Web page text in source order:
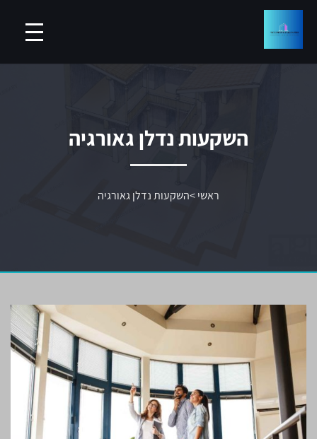
השקעות נדלן גאורגיה
ראשי>השקעות נדלן גאורגיה